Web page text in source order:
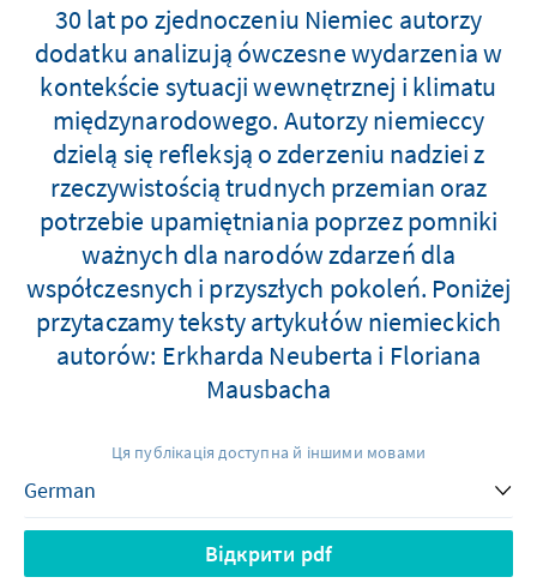
30 lat po zjednoczeniu Niemiec autorzy
dodatku analizują ówczesne wydarzenia w
kontekście sytuacji wewnętrznej i klimatu
międzynarodowego. Autorzy niemieccy
dzielą się refleksją o zderzeniu nadziei z
rzeczywistością trudnych przemian oraz
potrzebie upamiętniania poprzez pomniki
ważnych dla narodów zdarzeń dla
współczesnych i przyszłych pokoleń. Poniżej
przytaczamy teksty artykułów niemieckich
autorów: Erkharda Neuberta i Floriana
Mausbacha
Ця публікація доступна й іншими мовами
Відкрити pdf